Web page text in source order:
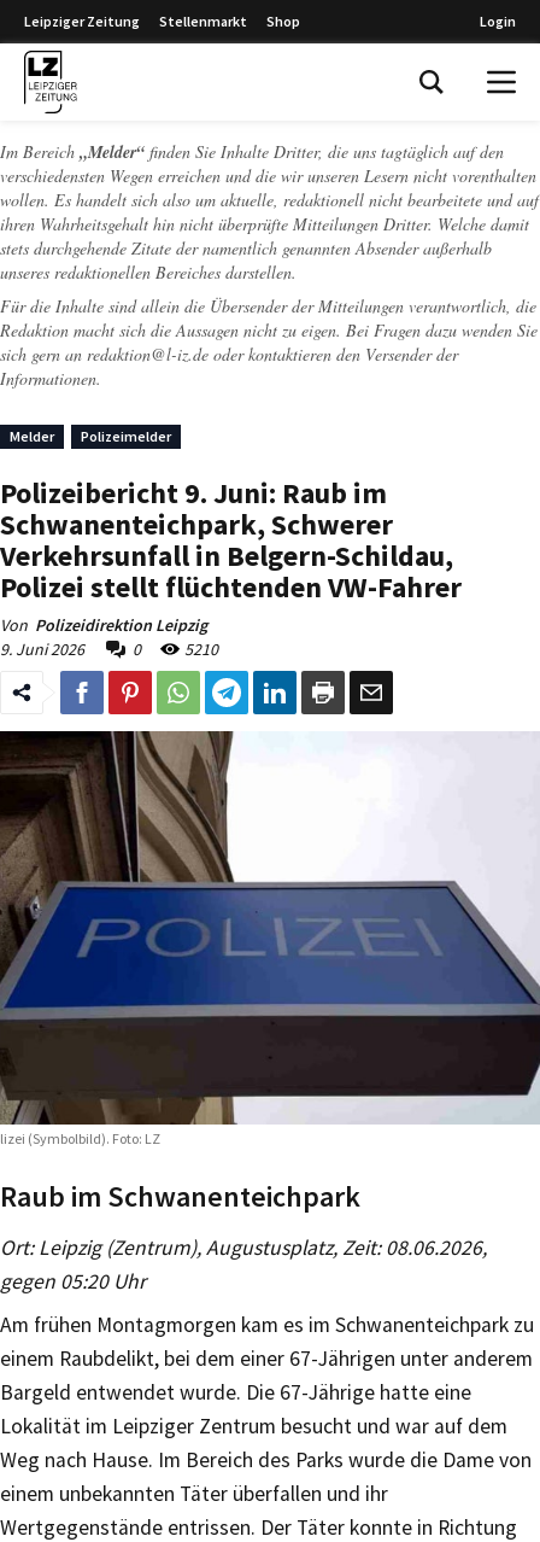
Leipziger Zeitung Stellenmarkt Shop Login
Im Bereich „Melder“ finden Sie Inhalte Dritter, die uns tagtäglich auf den
verschiedensten Wegen erreichen und die wir unseren Lesern nicht vorenthalten
wollen. Es handelt sich also um aktuelle, redaktionell nicht bearbeitete und auf
ihren Wahrheitsgehalt hin nicht überprüfte Mitteilungen Dritter. Welche damit
stets durchgehende Zitate der namentlich genannten Absender außerhalb
unseres redaktionellen Bereiches darstellen.
Für die Inhalte sind allein die Übersender der Mitteilungen verantwortlich, die
Redaktion macht sich die Aussagen nicht zu eigen. Bei Fragen dazu wenden Sie
sich gern an redaktion@l-iz.de oder kontaktieren den Versender der
Informationen.
Melder Polizeimelder
Polizeibericht 9. Juni: Raub im
Schwanenteichpark, Schwerer
Verkehrsunfall in Belgern-Schildau,
Polizei stellt flüchtenden VW-Fahrer
Von Polizeidirektion Leipzig
9. Juni 2026
0 5210
(Symbolbild). Foto: LZ
Raub im Schwanenteichpark
Ort: Leipzig (Zentrum), Augustusplatz, Zeit: 08.06.2026,
gegen 05:20 Uhr
Am frühen Montagmorgen kam es im Schwanenteichpark zu
einem Raubdelikt, bei dem einer 67-Jährigen unter anderem
Bargeld entwendet wurde. Die 67-Jährige hatte eine
Lokalität im Leipziger Zentrum besucht und war auf dem
Weg nach Hause. Im Bereich des Parks wurde die Dame von
einem unbekannten Täter überfallen und ihr
Wertgegenstände entrissen. Der Täter konnte in Richtung